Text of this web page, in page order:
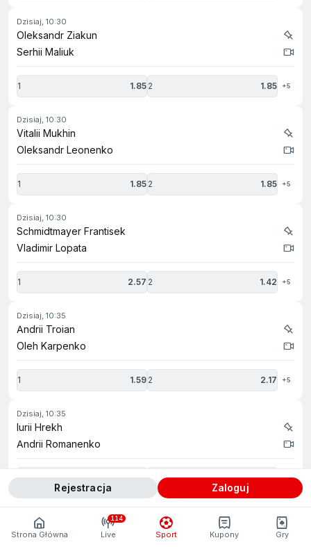
Rejestracja zaloguj
Strona Główna Live
114
Sport Kupony Gry
dzisiaj, 10:30
Oleksandr Ziakun
Serhii Maliuk
1 1.85 2 1.85 +5
dzisiaj, 10:30
Vitalii Mukhin
Oleksandr Leonenko
1 1.85 2 1.85 +5
dzisiaj, 10:30
Schmidtmayer Frantisek
Vladimir Lopata
1 2.57 2 1.42 +5
dzisiaj, 10:35
Andrii Troian
Oleh Karpenko
1 1.59 2 2.17 +5
dzisiaj, 10:35
Iurii Hrekh
Andrii Romanenko
1 2.172 1.59 +5
Ladislav Dobias